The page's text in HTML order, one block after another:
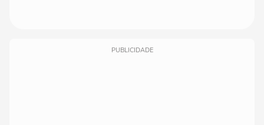
PUBLICIDADE